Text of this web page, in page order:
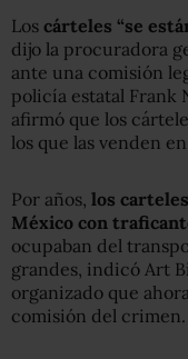
Los cárteles “se
dijo la procuradora
ante una comisión
policía estatal Frank
afirmó que los
los que las venden
Por años, los
México con
ocupaban del
grandes, indicó Art
organizado que
comisión del crimen.